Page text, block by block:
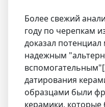
Более свежий
году по черепкам
доказал потенциал
надежным
датирования
образцами были
керамики,